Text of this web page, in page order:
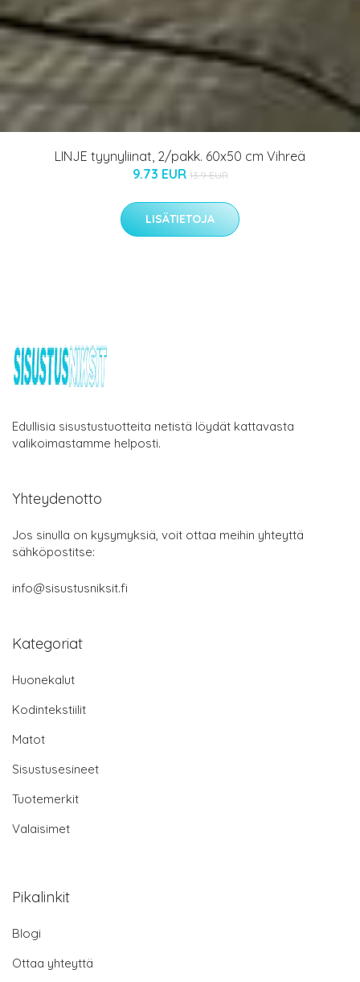
LINJE tyynyliinat, 2/pakk. 60x50 cm Vihreä
9.73 EUR 13.9 EUR
LISÄTIETOJA
Edullisia sisustustuotteita netistä löydät kattavasta
valikoimastamme helposti.
Yhteydenotto
Jos sinulla on kysymyksiä, voit ottaa meihin yhteyttä
sähköpostitse:
info@sisustusniksit.fi
Kategoriat
Huonekalut
Kodintekstiilit
Matot
Sisustusesineet
Tuotemerkit
Valaisimet
Pikalinkit
Blogi
Ottaa yhteyttä